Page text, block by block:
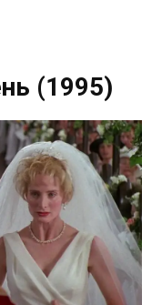
(1995)